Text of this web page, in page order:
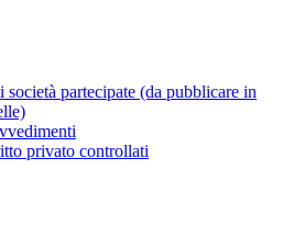
società partecipate (da pubblicare in
privato controllati